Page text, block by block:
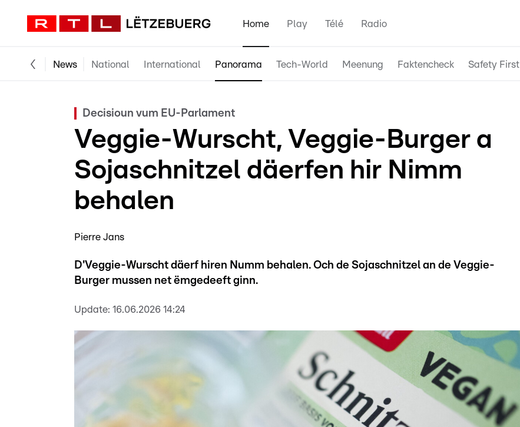
Home Play Télé Radio
News National International Panorama Tech-World Meenung Faktencheck Safety First
Decisioun vum EU-Parlament
Veggie-Wurscht, Veggie-Burger a
Sojaschnitzel däerfen hir Nimm
behalen
Pierre Jans
D'Veggie-Wurscht däerf hiren Numm behalen. Och de Sojaschnitzel an de Veggie-
Burger mussen net ëmgedeeft ginn.
Update: 16.06.2026 14:24